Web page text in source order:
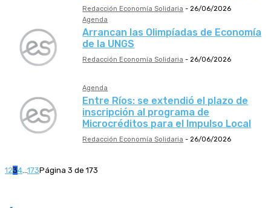
Redacción Economía Solidaria - 26/06/2026
Agenda
Arrancan las Olimpíadas de Economía
de la UNGS
Redacción Economía Solidaria - 26/06/2026
Agenda
Entre Ríos: se extendió el plazo de
inscripción al programa de
Microcréditos para el Impulso Local
Redacción Economía Solidaria - 26/06/2026
1234 173Página 3 de 173